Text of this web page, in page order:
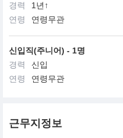
경력
1년↑
연령
연령무관
신입직(주니어) - 1명
경력
신입
연령
연령무관
근무지정보